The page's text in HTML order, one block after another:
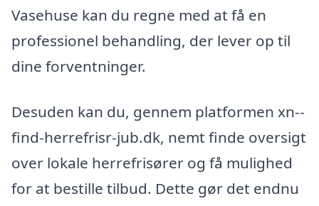
Vasehuse kan du regne med at få en
professionel behandling, der lever op til
dine forventninger.
Desuden kan du, gennem platformen xn--
find-herrefrisr-jub.dk, nemt finde oversigt
over lokale herrefrisører og få mulighed
for at bestille tilbud. Dette gør det endnu